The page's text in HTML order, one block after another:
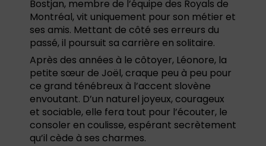
Bostjan, membre de l’équipe des Royals de
Montréal, vit uniquement pour son métier et
ses amis. Mettant de côté ses erreurs du
passé, il poursuit sa carrière en solitaire.
Après des années à le côtoyer, Léonore, la
petite sœur de Joël, craque peu à peu pour
ce grand ténébreux à l’accent slovène
envoutant. D’un naturel joyeux, courageux
et sociable, elle fera tout pour l’écouter, le
consoler en coulisse, espérant secrètement
qu’il cède à ses charmes.